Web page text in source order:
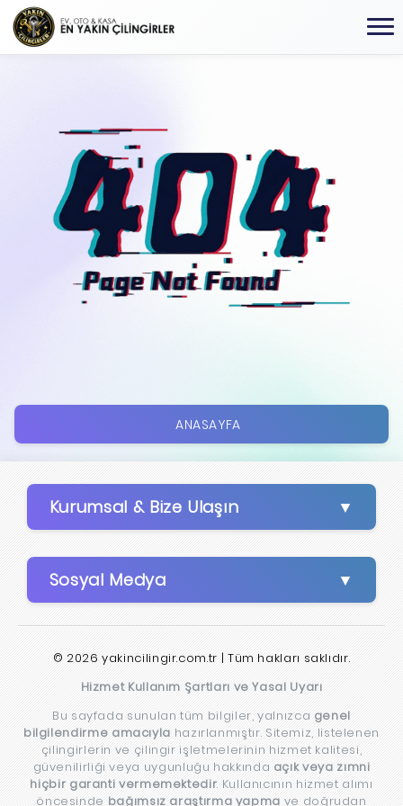
ANASAYFA
Kurumsal & Bize Ulaşın
Sosyal Medya
© 2026 yakincilingir.com.tr | Tüm hakları saklıdır.
Hizmet Kullanım Şartları ve Yasal Uyarı
Bu sayfada sunulan tüm bilgiler, yalnızca genel
bilgilendirme amacıyla hazırlanmıştır. Sitemiz, listelenen
çilingirlerin ve çilingir işletmelerinin hizmet kalitesi,
güvenilirliği veya uygunluğu hakkında açık veya zımni
hiçbir garanti vermemektedir. Kullanıcının hizmet alımı
öncesinde bağımsız araştırma yapma ve doğrudan